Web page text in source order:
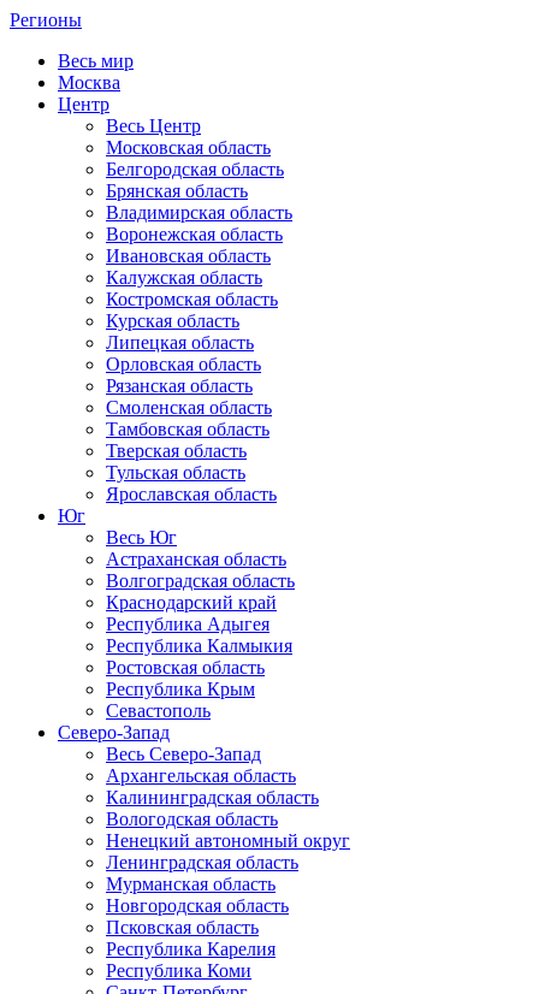
Регионы
Весь мир
Москва
Центр
Весь Центр
Московская область
Белгородская область
Брянская область
Владимирская область
Воронежская область
Ивановская область
Калужская область
Костромская область
Курская область
Липецкая область
Орловская область
Рязанская область
Смоленская область
Тамбовская область
Тверская область
Тульская область
Ярославская область
Юг
Весь Юг
Астраханская область
Волгоградская область
Краснодарский край
Республика Адыгея
Республика Калмыкия
Ростовская область
Республика Крым
Севастополь
Северо-Запад
Весь Северо-Запад
Архангельская область
Калининградская область
Вологодская область
Ненецкий автономный округ
Ленинградская область
Мурманская область
Новгородская область
Псковская область
Республика Карелия
Республика Коми